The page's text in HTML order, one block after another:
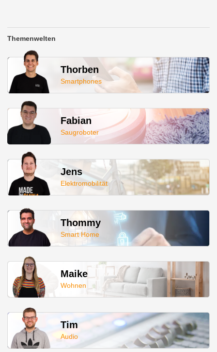
Themenwelten
Thorben
Smartphones
Fabian
Saugroboter
Jens
Elektromobilität
Thommy
Smart Home
Maike
Wohnen
Tim
Audio